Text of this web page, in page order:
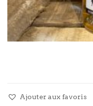
Ajouter aux favoris